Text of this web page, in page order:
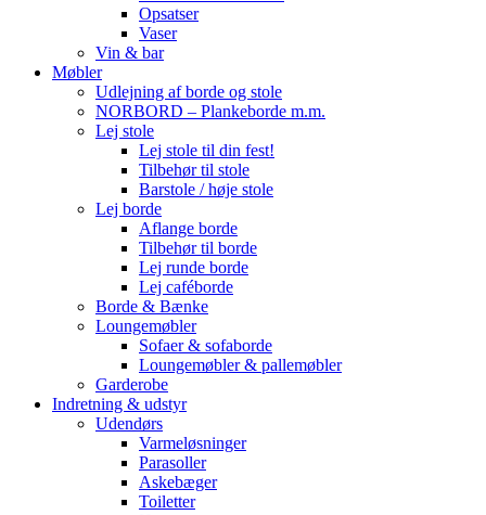
Opsatser
Vaser
Vin & bar
Møbler
Udlejning af borde og stole
NORBORD – Plankeborde m.m.
Lej stole
Lej stole til din fest!
Tilbehør til stole
Barstole / høje stole
Lej borde
Aflange borde
Tilbehør til borde
Lej runde borde
Lej caféborde
Borde & Bænke
Loungemøbler
Sofaer & sofaborde
Loungemøbler & pallemøbler
Garderobe
Indretning & udstyr
Udendørs
Varmeløsninger
Parasoller
Askebæger
Toiletter